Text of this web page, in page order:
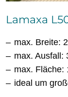
Lamaxa
max. Breite:
max. Ausfall:
max. Fläche:
ideal um